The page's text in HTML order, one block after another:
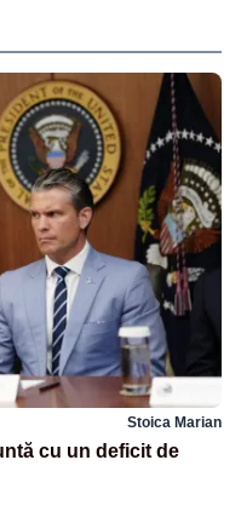
Stoica Marian
cu un deficit de